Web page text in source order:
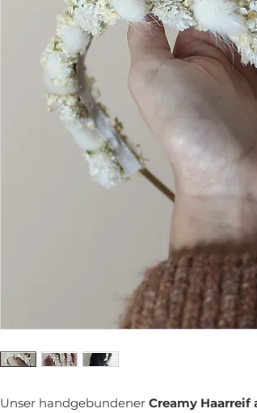
Unser handgebundener Creamy Haarreif